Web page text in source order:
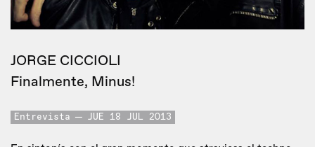
JORGE CICCIOLI
Finalmente, Minus!
Entrevista JUE 18 JUL 2013